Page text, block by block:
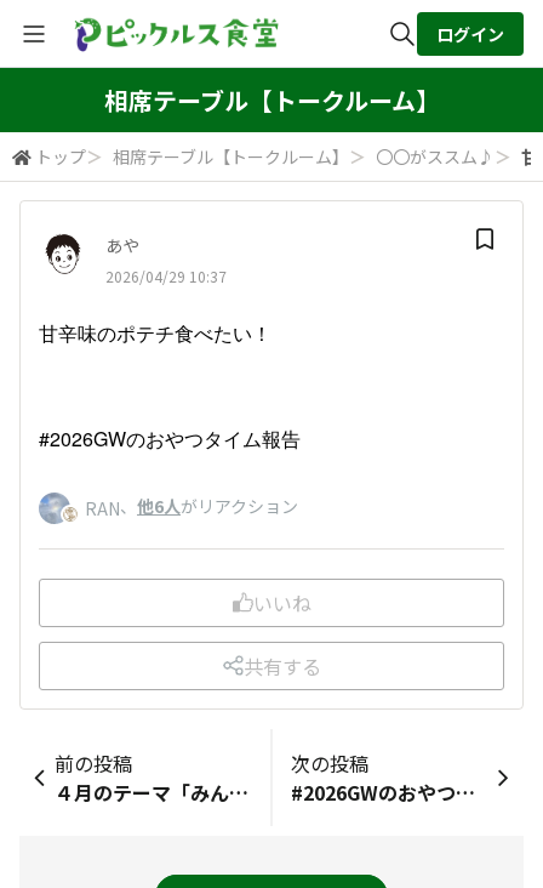
全体検索
検索
ログイン
相席テーブル【トークルーム】
トップ＞ 相席テーブル【トークルーム】 ＞ 〇〇がススム♪ ＞ 甘
あや
2026/04/29 10:37
甘辛味のポテチ食べたい！
#2026GWのおやつタイム報告
RAN、 他6人がリアクション
いいね
共有する
前の投稿
４月のテーマ「みんなの "春" をシェアしよう🌸」筍を食べました。友人から頂きました。歯ごたえがよく、旨味もたっぷりで、美味しかったです。
次の投稿
#2026GWのおやつタイム報告早速おやつ報告します、ポテチ、胡麻せんべい、イカフライ、この3点はキムチ合いそうバームクーヘン、相方のバースデイケーキ今のところこんな感じです。